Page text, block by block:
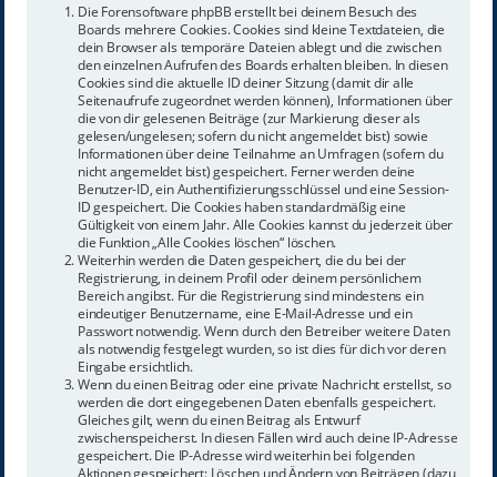
Die Forensoftware phpBB erstellt bei deinem Besuch des
Boards mehrere Cookies. Cookies sind kleine Textdateien, die
dein Browser als temporäre Dateien ablegt und die zwischen
den einzelnen Aufrufen des Boards erhalten bleiben. In diesen
Cookies sind die aktuelle ID deiner Sitzung (damit dir alle
Seitenaufrufe zugeordnet werden können), Informationen über
die von dir gelesenen Beiträge (zur Markierung dieser als
gelesen/ungelesen; sofern du nicht angemeldet bist) sowie
Informationen über deine Teilnahme an Umfragen (sofern du
nicht angemeldet bist) gespeichert. Ferner werden deine
Benutzer-ID, ein Authentifizierungsschlüssel und eine Session-
ID gespeichert. Die Cookies haben standardmäßig eine
Gültigkeit von einem Jahr. Alle Cookies kannst du jederzeit über
die Funktion „Alle Cookies löschen“ löschen.
Weiterhin werden die Daten gespeichert, die du bei der
Registrierung, in deinem Profil oder deinem persönlichem
Bereich angibst. Für die Registrierung sind mindestens ein
eindeutiger Benutzername, eine E-Mail-Adresse und ein
Passwort notwendig. Wenn durch den Betreiber weitere Daten
als notwendig festgelegt wurden, so ist dies für dich vor deren
Eingabe ersichtlich.
Wenn du einen Beitrag oder eine private Nachricht erstellst, so
werden die dort eingegebenen Daten ebenfalls gespeichert.
Gleiches gilt, wenn du einen Beitrag als Entwurf
zwischenspeicherst. In diesen Fällen wird auch deine IP-Adresse
gespeichert. Die IP-Adresse wird weiterhin bei folgenden
Aktionen gespeichert: Löschen und Ändern von Beiträgen (dazu